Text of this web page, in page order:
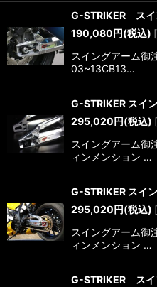
G-STRIKER ス
190,080 円(税込) [
スイングアーム御
03~13CB13…
G-STRIKER スイ
295,020 円(税込) [
スイングアーム御
ィンメンション …
G-STRIKER スイ
295,020 円(税込) [
スイングアーム御
ィンメンション …
G-STRIKER ス